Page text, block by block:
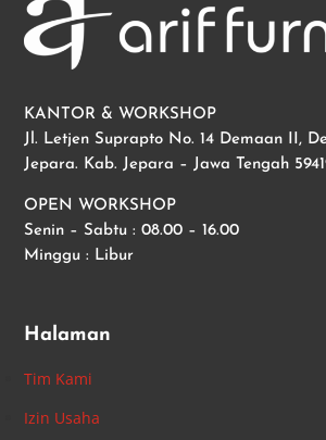
KANTOR & WORKSHOP
Jl. Letjen Suprapto No. 14 Demaan II,
Jepara. Kab. Jepara – Jawa Tengah
OPEN WORKSHOP
Senin – Sabtu : 08.00 – 16.00
Minggu : Libur
Halaman
Tim Kami
Izin Usaha